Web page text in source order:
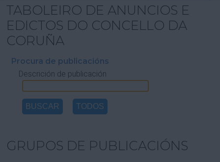
CARTAFOL CIDADÁN
AXUDA
TABOLEIRO DE ANUNCIOS E
EDICTOS DO CONCELLO DA
CORUÑA
Procura de publicacións
Descrición de publicación
GRUPOS DE PUBLICACIÓNS